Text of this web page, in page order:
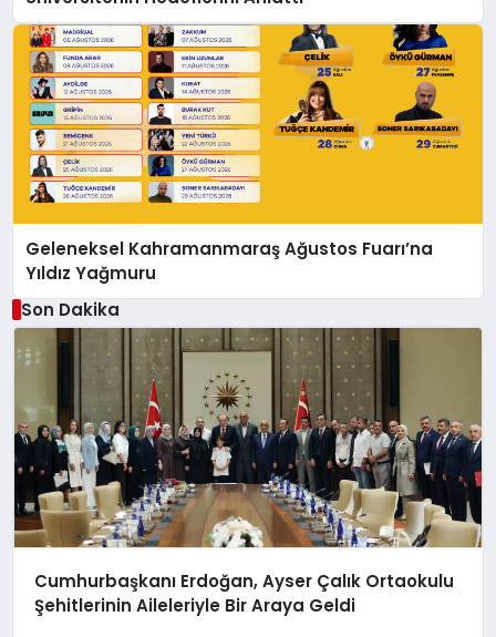
Geleneksel Kahramanmaraş Ağustos Fuarı’na
Yıldız Yağmuru
Son Dakika
Cumhurbaşkanı Erdoğan, Ayser Çalık Ortaokulu
Şehitlerinin Aileleriyle Bir Araya Geldi